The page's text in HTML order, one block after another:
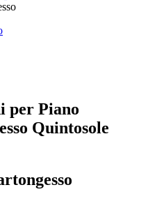
per Piano
Quintosole